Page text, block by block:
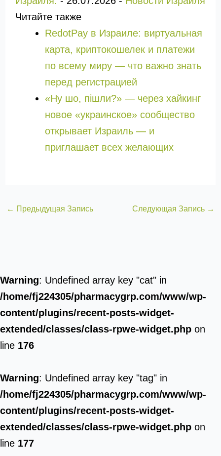
Читайте также
RedotPay в Израиле: виртуальная
карта, криптокошелек и платежи
по всему миру — что важно знать
перед регистрацией
«Ну шо, пішли?» — через хайкинг
новое «украинское» сообщество
открывает Израиль — и
приглашает всех желающих
← Предыдущая Запись Следующая Запись →
Warning: Undefined array key "cat" in
/home/fj224305/pharmacygrp.com/www/wp-
content/plugins/recent-posts-widget-
extended/classes/class-rpwe-widget.php on
line 176
Warning: Undefined array key "tag" in
/home/fj224305/pharmacygrp.com/www/wp-
content/plugins/recent-posts-widget-
extended/classes/class-rpwe-widget.php on
line 177